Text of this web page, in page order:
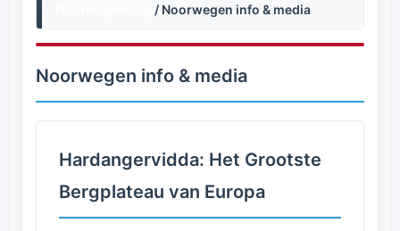
/ Noorwegen info & media
Noorwegen info & media
Hardangervidda: Het Grootste
Bergplateau van Europa